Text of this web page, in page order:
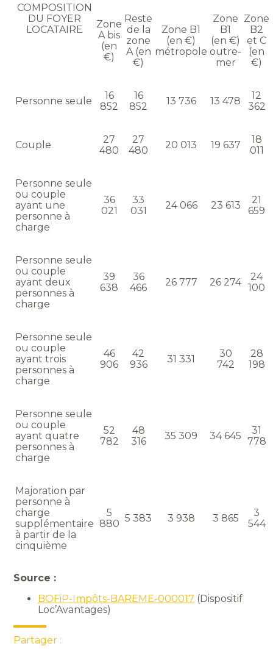
COMPOSITION
DU FOYER
LOCATAIRE
Zone
A bis
(en
€)
Reste
de la
zone
A (en
€)
Zone B1
(en €)
métropole
Zone
B1
(en €)
outre-
mer
Zone
B2
et C
(en
€)
Personne seule
16
852
16
852
13 736 13 478
12
362
Couple
27
480
27
480
20 013 19 637
18
011
Personne seule
ou couple
ayant une
personne à
charge
36
021
33
031
24 066 23 613
21
659
Personne seule
ou couple
ayant deux
personnes à
charge
39
638
36
466
26 777 26 274
24
100
Personne seule
ou couple
ayant trois
personnes à
charge
46
906
42
936
31 331
30
742
28
198
Personne seule
ou couple
ayant quatre
personnes à
charge
52
782
48
316
35 309 34 645
31
778
Majoration par
personne à
charge
supplémentaire
à partir de la
cinquième
5
880 5 383 3 938 3 865
3
544
Source :
BOFiP-Impôts-BAREME-000017 (Dispositif
Loc’Avantages)
Partager :